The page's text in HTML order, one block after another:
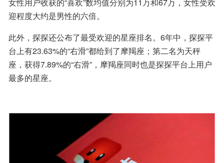
迎程度大约是男性的六倍。
此外，探探还公布了最受欢迎的星座排名。6年中，探探平
台上有23.63%的“右滑”都给到了摩羯座；第二名为天秤
座，获得7.89%的“右滑”，摩羯座同时也是探探平台上用户
最多的星座。